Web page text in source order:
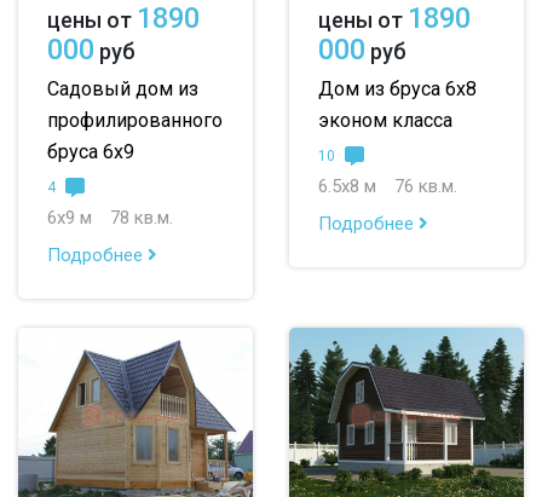
цены от 1890
000 руб
Садовый дом из
профилированного
бруса 6х9
4
6х9 м
78 кв.м.
Подробнее
цены от 1890
000 руб
Дом из бруса 6х8
эконом класса
10
6.5х8 м
76 кв.м.
Подробнее